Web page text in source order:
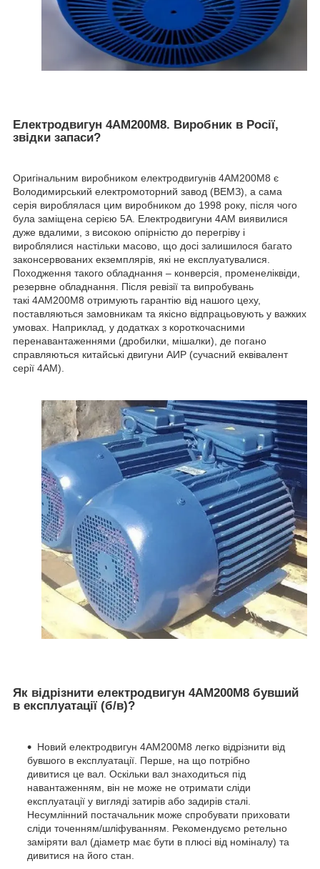
Електродвигун 4АМ200М8. Виробник в Росії,
звідки запаси?
Оригінальним виробником електродвигунів 4АМ200М8 є
Володимирський електромоторний завод (ВЕМЗ), а сама
серія вироблялася цим виробником до 1998 року, після чого
була заміщена серією 5А. Електродвигуни 4АМ виявилися
дуже вдалими, з високою опірністю до перегріву і
вироблялися настільки масово, що досі залишилося багато
законсервованих екземплярів, які не експлуатувалися.
Походження такого обладнання – конверсія, променеліквіди,
резервне обладнання. Після ревізії та випробувань
такі 4АМ200М8 отримують гарантію від нашого цеху,
поставляються замовникам та якісно відпрацьовують у важких
умовах. Наприклад, у додатках з короткочасними
перенавантаженнями (дробилки, мішалки), де погано
справляються китайські двигуни АИР (сучасний еквівалент
серії 4АМ).
Як відрізнити електродвигун 4АМ200М8 бувший
в експлуатації (б/в)?
Новий електродвигун 4АМ200М8 легко відрізнити від
бувшого в експлуатації. Перше, на що потрібно
дивитися це вал. Оскільки вал знаходиться під
навантаженням, він не може не отримати сліди
експлуатації у вигляді затирів або задирів сталі.
Несумлінний постачальник може спробувати приховати
сліди точенням/шліфуванням. Рекомендуємо ретельно
заміряти вал (діаметр має бути в плюсі від номіналу) та
дивитися на його стан.